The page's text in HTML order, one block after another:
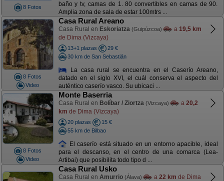
8 Fotos
baño y tv, camas de 1. 80 convertibles en camas de 90.
Amplia zona de sala de estar 100mtrs ...
8 Fotos
Video
Casa Rural Areano
Casa Rural en Eskoriatza (Guipúzcoa) a 19,5 km
de Dima (Vizcaya)
13+1 plazas
29 €
30 km de San Sebastián
La casa rural se encuentra en el Caserío Areano,
datado en el siglo XVI, el cuál conserva el aspecto del
auténtico caserío vasco. Su ubicaci ...
8 Fotos
Video
Monte Baserria
Casa Rural en Bolíbar / Ziortza (Vizcaya) a 20,2
km de Dima (Vizcaya)
20 plazas
15 €
55 km de Bilbao
El caserío está situado en un entorno apacible, ideal
para el descanso, en el centro de una comarca (Lea-
Artibai) que posibilita todo tipo d ...
Casa Rural Usko
Casa Rural en Amurrio (Álava) a 22 km de Dima